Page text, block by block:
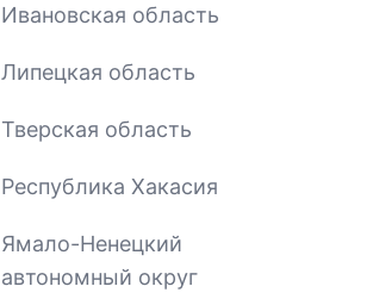
Ивановская область
Липецкая область
Тверская область
Республика Хакасия
Ямало-Ненецкий
автономный округ